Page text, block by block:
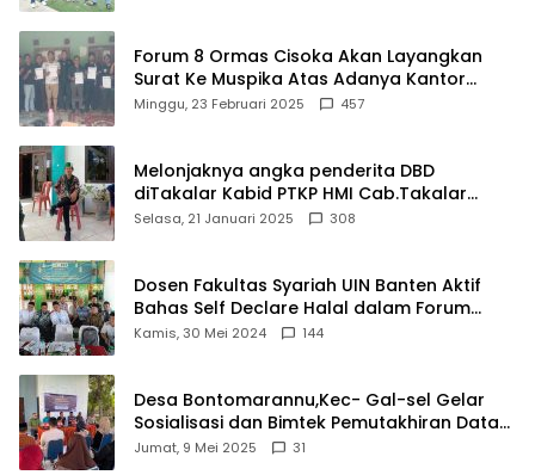
Forum 8 Ormas Cisoka Akan Layangkan
Surat Ke Muspika Atas Adanya Kantor
Matel di Cisoka
Minggu, 23 Februari 2025 457
Melonjaknya angka penderita DBD
diTakalar Kabid PTKP HMI Cab.Takalar
angkat bicara
Selasa, 21 Januari 2025 308
Dosen Fakultas Syariah UIN Banten Aktif
Bahas Self Declare Halal dalam Forum
Ijtima Ulama MUI
Kamis, 30 Mei 2024 144
Desa Bontomarannu,Kec- Gal-sel Gelar
Sosialisasi dan Bimtek Pemutakhiran Data
ID
Jumat, 9 Mei 2025 31